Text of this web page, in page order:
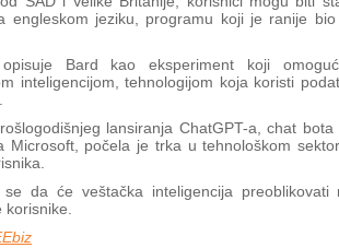
engleskom jeziku, programu koji je ranije
Bard kao eksperiment koji
inteligencijom, tehnologijom koja koristi
lansiranja ChatGPT-a, chat
Microsoft, počela je trka u tehnološkom
se da će veštačka inteligencija
korisnike.